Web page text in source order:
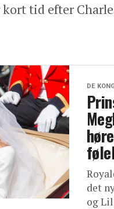
tid efter
DE
det
og